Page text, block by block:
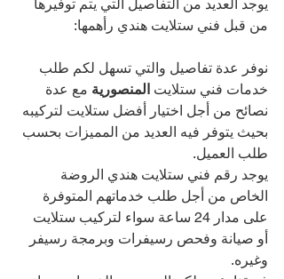
يوجد العديد من التفاصيل التي يتم توفيرها
من قبل فني ستلايت هندي رأهمها:
نوفر عدة تفاصيل والتي تسهل لكم طلب
خدمات فني ستلايت المنصورية مع عدة
نصائح من أجل اختيار أفضل ستلايت لتركيبه
بحيث يتوفر فيه العديد من المميزات بحسب
طلب العميل.
يوجد رقم فني ستلايت هندي الروضة
الخاص من أجل طلب خدماتهم المتوفرة
على مدار 24 ساعة سواء لتركيب ستلايت
أو صيانة وفحص رسيفرات وبرمجة رسيفر
وغيره.